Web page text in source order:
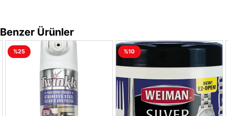
Benzer Ürünler
%25 %10